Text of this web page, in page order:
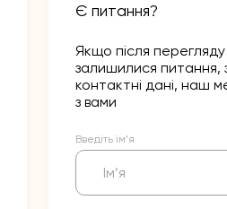
Є питання?
Якщо після
залишилися питання,
контактні дані, наш
з вами
Введіть ім’я